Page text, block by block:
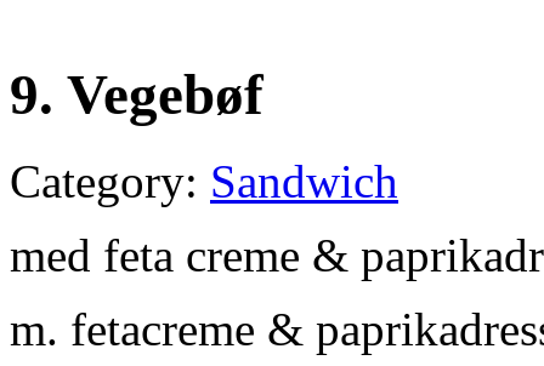
9. Vegebøf
Category: Sandwich
med feta creme &
m. fetacreme &